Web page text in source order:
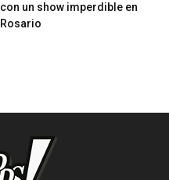
con un show imperdible en
Rosario